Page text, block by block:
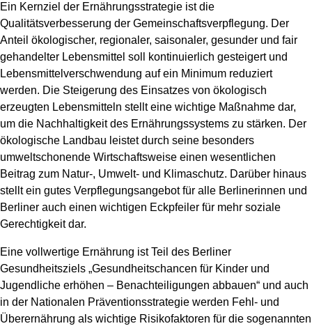
Ein Kernziel der Ernährungsstrategie ist die
Qualitätsverbesserung der Gemeinschaftsverpflegung. Der
Anteil ökologischer, regionaler, saisonaler, gesunder und fair
gehandelter Lebensmittel soll kontinuierlich gesteigert und
Lebensmittelverschwendung auf ein Minimum reduziert
werden. Die Steigerung des Einsatzes von ökologisch
erzeugten Lebensmitteln stellt eine wichtige Maßnahme dar,
um die Nachhaltigkeit des Ernährungssystems zu stärken. Der
ökologische Landbau leistet durch seine besonders
umweltschonende Wirtschaftsweise einen wesentlichen
Beitrag zum Natur-, Umwelt- und Klimaschutz. Darüber hinaus
stellt ein gutes Verpflegungsangebot für alle Berlinerinnen und
Berliner auch einen wichtigen Eckpfeiler für mehr soziale
Gerechtigkeit dar.
Eine vollwertige Ernährung ist Teil des Berliner
Gesundheitsziels „Gesundheitschancen für Kinder und
Jugendliche erhöhen – Benachteiligungen abbauen“ und auch
in der Nationalen Präventionsstrategie werden Fehl- und
Überernährung als wichtige Risikofaktoren für die sogenannten